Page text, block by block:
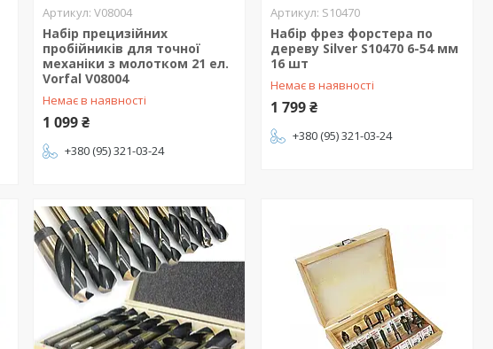
V08004
Набір прецизійних
пробійників для точної
механіки з молотком 21 ел.
Vorfal V08004
Немає в наявності
1 099 ₴
+380 (95) 321-03-24
S10470
Набір фрез форстера по
дереву Silver S10470 6-54 мм
16 шт
Немає в наявності
1 799 ₴
+380 (95) 321-03-24